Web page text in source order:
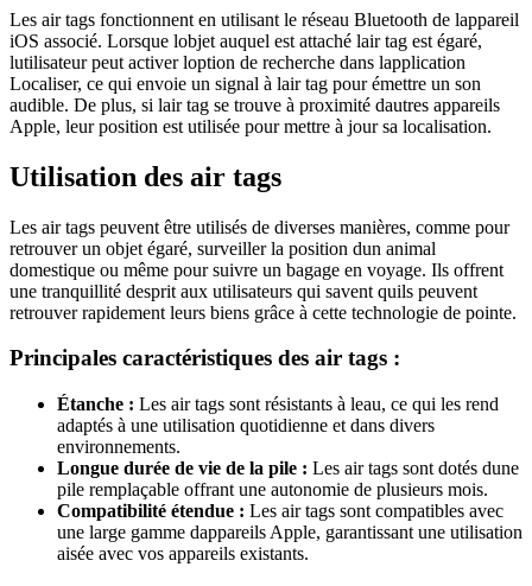
Les air tags fonctionnent en utilisant le réseau Bluetooth de lappareil
iOS associé. Lorsque lobjet auquel est attaché lair tag est égaré,
lutilisateur peut activer loption de recherche dans lapplication
Localiser, ce qui envoie un signal à lair tag pour émettre un son
audible. De plus, si lair tag se trouve à proximité dautres appareils
Apple, leur position est utilisée pour mettre à jour sa localisation.
Utilisation des air tags
Les air tags peuvent être utilisés de diverses manières, comme pour
retrouver un objet égaré, surveiller la position dun animal
domestique ou même pour suivre un bagage en voyage. Ils offrent
une tranquillité desprit aux utilisateurs qui savent quils peuvent
retrouver rapidement leurs biens grâce à cette technologie de pointe.
Principales caractéristiques des air tags :
Étanche : Les air tags sont résistants à leau, ce qui les rend
adaptés à une utilisation quotidienne et dans divers
environnements.
Longue durée de vie de la pile : Les air tags sont dotés dune
pile remplaçable offrant une autonomie de plusieurs mois.
Compatibilité étendue : Les air tags sont compatibles avec
une large gamme dappareils Apple, garantissant une utilisation
aisée avec vos appareils existants.